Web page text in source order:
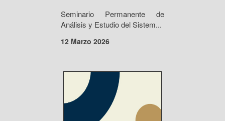
Seminario Permanente de
Análisis y Estudio del Sistem...
12 Marzo 2026